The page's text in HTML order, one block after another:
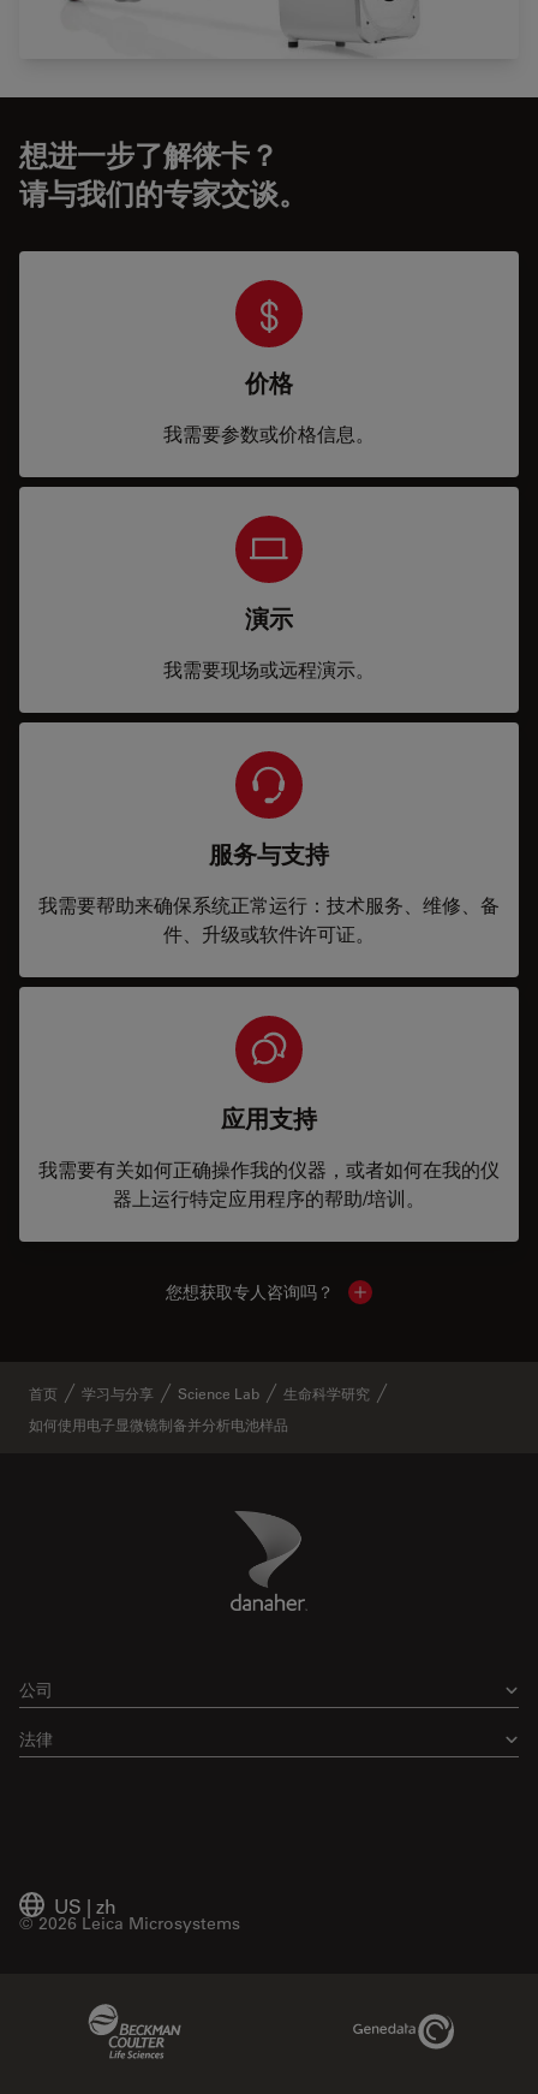
想进一步了解徕卡？
请与我们的专家交谈。
价格
我需要参数或价格信息。
演示
我需要现场或远程演示。
服务与支持
我需要帮助来确保系统正常运行：技术服务、维修、备
件、升级或软件许可证。
应用支持
我需要有关如何正确操作我的仪器，或者如何在我的仪
器上运行特定应用程序的帮助/培训。
您想获取专人咨询吗？ Show local contacts
首页 学习与分享 Science Lab
生命科学研究
如何使用电子显微镜制备并分析电池样品
Danaher Logo
公司
法律
US | zh
© 2026 Leica Microsystems
Genedata Link